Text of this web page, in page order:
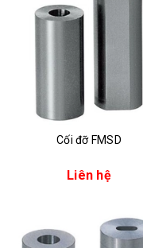
Cối đỡ FMSD
Liên hệ